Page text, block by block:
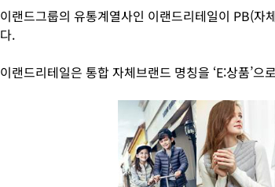
이랜드그룹의 유통계열사인 이랜드리테일이 PB(자
다.
이랜드리테일은 통합 자체브랜드 명칭을 ‘E:상품’으